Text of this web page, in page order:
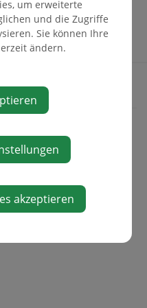
um erweiterte
und die Zugriffe
Sie können Ihre
ändern.
akzeptieren